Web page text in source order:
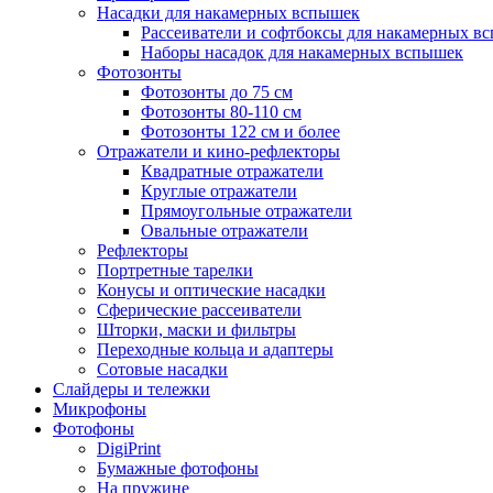
Насадки для накамерных вспышек
Рассеиватели и софтбоксы для накамерных
Наборы насадок для накамерных вспышек
Фотозонты
Фотозонты до 75 см
Фотозонты 80-110 см
Фотозонты 122 см и более
Отражатели и кино-рефлекторы
Квадратные отражатели
Круглые отражатели
Прямоугольные отражатели
Овальные отражатели
Рефлекторы
Портретные тарелки
Конусы и оптические насадки
Сферические рассеиватели
Шторки, маски и фильтры
Переходные кольца и адаптеры
Сотовые насадки
Слайдеры и тележки
Микрофоны
Фотофоны
DigiPrint
Бумажные фотофоны
На пружине